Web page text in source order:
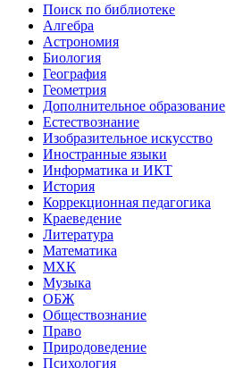
Поиск по библиотеке
Алгебра
Астрономия
Биология
География
Геометрия
Дополнительное образование
Естествознание
Изобразительное искусство
Иностранные языки
Информатика и ИКТ
История
Коррекционная педагогика
Краеведение
Литература
Математика
МХК
Музыка
ОБЖ
Обществознание
Право
Природоведение
Психология